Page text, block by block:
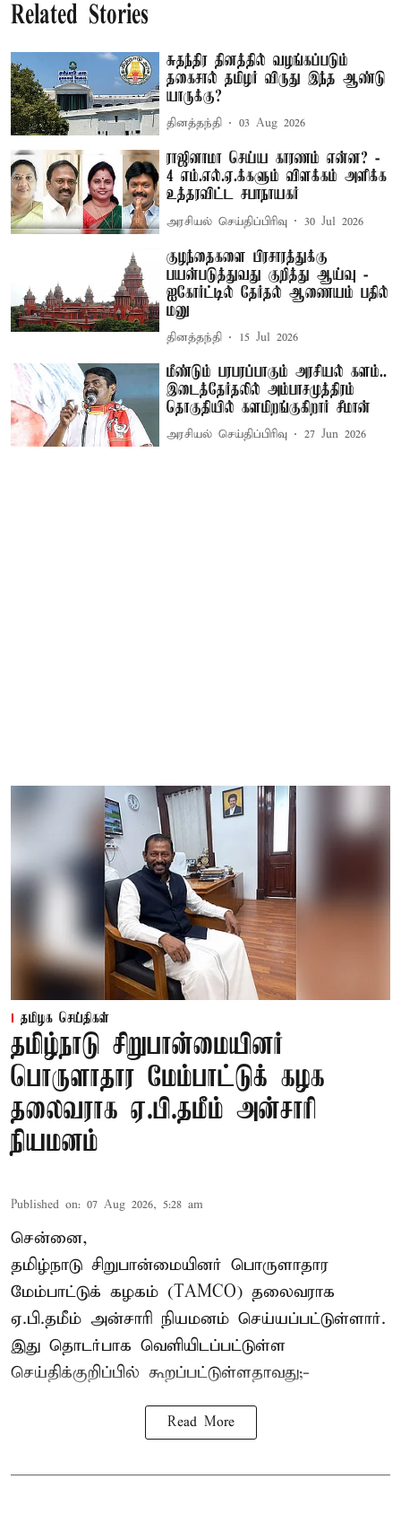
Related Stories
சுதந்திர தினத்தில் வழங்கப்படும்
தகைசால் தமிழர் விருது இந்த ஆண்டு
யாருக்கு?
தினத்தந்தி 03 Aug 2026
ராஜினாமா செய்ய காரணம் என்ன? -
4 எம்.எல்.ஏ.க்களும் விளக்கம் அளிக்க
உத்தரவிட்ட சபாநாயகர்
அரசியல் செய்திப்பிரிவு 30 Jul 2026
குழந்தைகளை பிரசாரத்துக்கு
பயன்படுத்துவது குறித்து ஆய்வு -
ஐகோர்ட்டில் தேர்தல் ஆணையம் பதில்
மனு
தினத்தந்தி 15 Jul 2026
மீண்டும் பரபரப்பாகும் அரசியல் களம்..
இடைத்தேர்தலில் அம்பாசமுத்திரம்
தொகுதியில் களமிறங்குகிறார் சீமான்
அரசியல் செய்திப்பிரிவு 27 Jun 2026
தமிழக செய்திகள்
தமிழ்நாடு சிறுபான்மையினர்
பொருளாதார மேம்பாட்டுக் கழக
தலைவராக ஏ.பி.தமீம் அன்சாரி
நியமனம்
Published on: 07 Aug 2026, 5:28 am
சென்னை,
தமிழ்நாடு சிறுபான்மையினர் பொருளாதார
மேம்பாட்டுக் கழகம் (TAMCO) தலைவராக
ஏ.பி.தமீம் அன்சாரி நியமனம் செய்யப்பட்டுள்ளார்.
இது தொடர்பாக வெளியிடப்பட்டுள்ள
செய்திக்குறிப்பில் கூறப்பட்டுள்ளதாவது;-
Read More